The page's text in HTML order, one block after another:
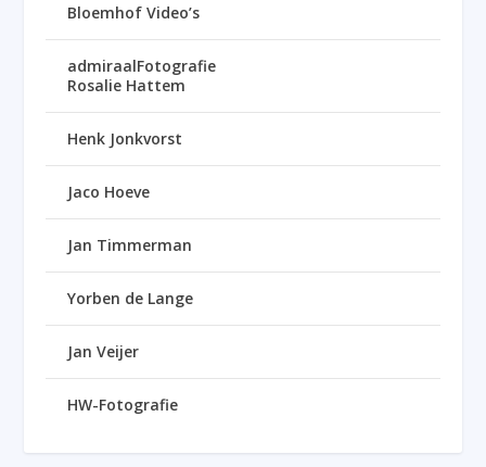
Bloemhof Video’s
admiraalFotografie
Rosalie Hattem
Henk Jonkvorst
Jaco Hoeve
Jan Timmerman
Yorben de Lange
Jan Veijer
HW-Fotografie